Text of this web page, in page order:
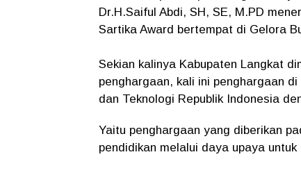
Dr.H.Saiful Abdi, SH, SE, M.PD
Sartika Award bertempat di Gelora
Sekian kalinya Kabupaten Langkat
penghargaan, kali ini penghargaan
dan Teknologi Republik Indonesia
Yaitu penghargaan yang diberikan
pendidikan melalui daya upaya